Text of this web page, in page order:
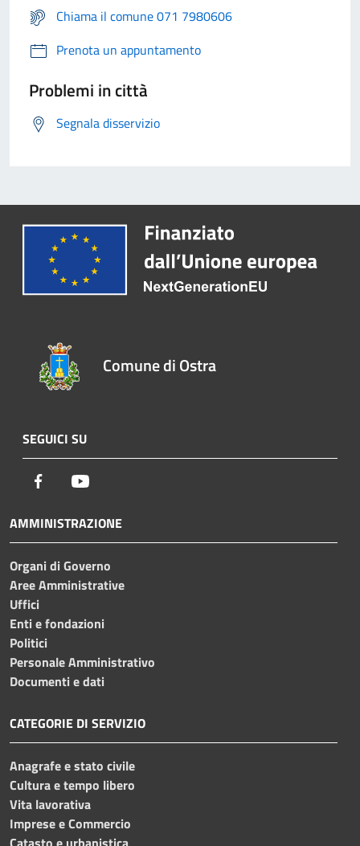
Chiama il comune 071 7980606
Prenota un appuntamento
Problemi in città
Segnala disservizio
Comune di Ostra
SEGUICI SU
Facebook
AMMINISTRAZIONE
Organi di Governo
Aree Amministrative
Uffici
Enti e fondazioni
Politici
Personale Amministrativo
Documenti e dati
CATEGORIE DI SERVIZIO
Anagrafe e stato civile
Cultura e tempo libero
Vita lavorativa
Imprese e Commercio